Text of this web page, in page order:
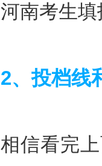
河南考生
2、投档线
相信看完